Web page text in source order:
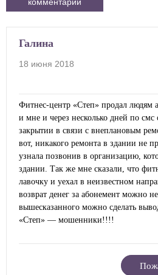
Галина
18 июня 2018
Фитнес-центр «Степ» продал людям
и мне и через несколько дней по
закрытии в связи с внеплановым
вот, никакого ремонта в здании не
узнала позвонив в организацию,
здании. Так же мне сказали, что
лавочку и уехал в неизвестном
возврат денег за абонемент можно
вышесказанного можно сделать
«Степ» — мошенники!!!!